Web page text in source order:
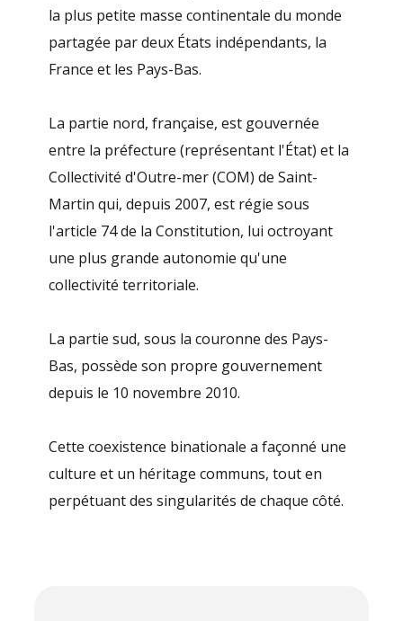
la plus petite masse continentale du monde
partagée par deux États indépendants, la
France et les Pays-Bas.
La partie nord, française, est gouvernée
entre la préfecture (représentant l'État) et la
Collectivité d'Outre-mer (COM) de Saint-
Martin qui, depuis 2007, est régie sous
l'article 74 de la Constitution, lui octroyant
une plus grande autonomie qu'une
collectivité territoriale.
La partie sud, sous la couronne des Pays-
Bas, possède son propre gouvernement
depuis le 10 novembre 2010.
Cette coexistence binationale a façonné une
culture et un héritage communs, tout en
perpétuant des singularités de chaque côté.